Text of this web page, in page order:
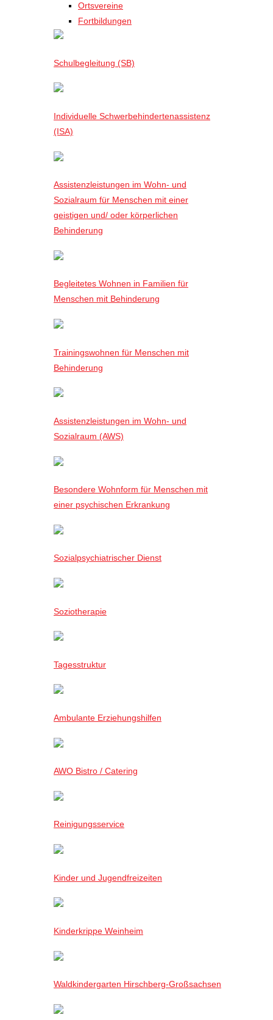
Ortsvereine
Fortbildungen
Schulbegleitung (SB)
Individuelle Schwerbehindertenassistenz
(ISA)
Assistenzleistungen im Wohn- und
Sozialraum für Menschen mit einer
geistigen und/ oder körperlichen
Behinderung
Begleitetes Wohnen in Familien für
Menschen mit Behinderung
Trainingswohnen für Menschen mit
Behinderung
Assistenzleistungen im Wohn- und
Sozialraum (AWS)
Besondere Wohnform für Menschen mit
einer psychischen Erkrankung
Sozialpsychiatrischer Dienst
Soziotherapie
Tagesstruktur
Ambulante Erziehungshilfen
AWO Bistro / Catering
Reinigungsservice
Kinder und Jugendfreizeiten
Kinderkrippe Weinheim
Waldkindergarten Hirschberg-Großsachsen